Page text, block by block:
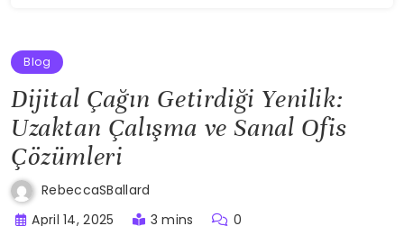
Blog
Dijital Çağın Getirdiği Yenilik:
Uzaktan Çalışma ve Sanal Ofis
Çözümleri
RebeccaSBallard
April 14, 2025
3 mins 0